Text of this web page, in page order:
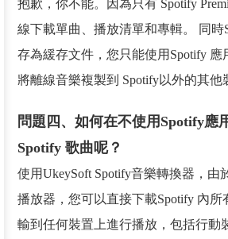
抱歉，你不能。因為只有 Spotify
線下載單曲、播放清單和專輯。 同時
存為緩存文件，您只能使用Spotify
將離線音樂複製到 Spotify以外的其他
問題四、如何在不使用Spotify應
Spotify 歌曲呢？
使用UkeySoft Spotify音樂轉換器，由
播放器，您可以直接下載Spotify 內
輸到任何裝置上進行播放，包括行動